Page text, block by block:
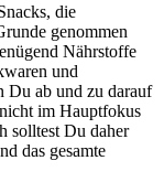
die
genommen
Nährstoffe
und
Du ab und zu darauf
im Hauptfokus
solltest Du daher
das gesamte